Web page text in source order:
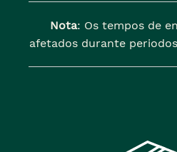
Nota: Os tempos de
afetados durante